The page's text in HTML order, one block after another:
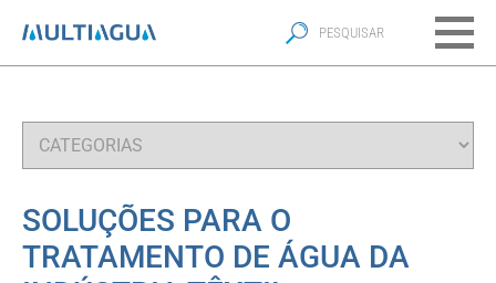
SOLUÇÕES PARA O
TRATAMENTO DE ÁGUA DA